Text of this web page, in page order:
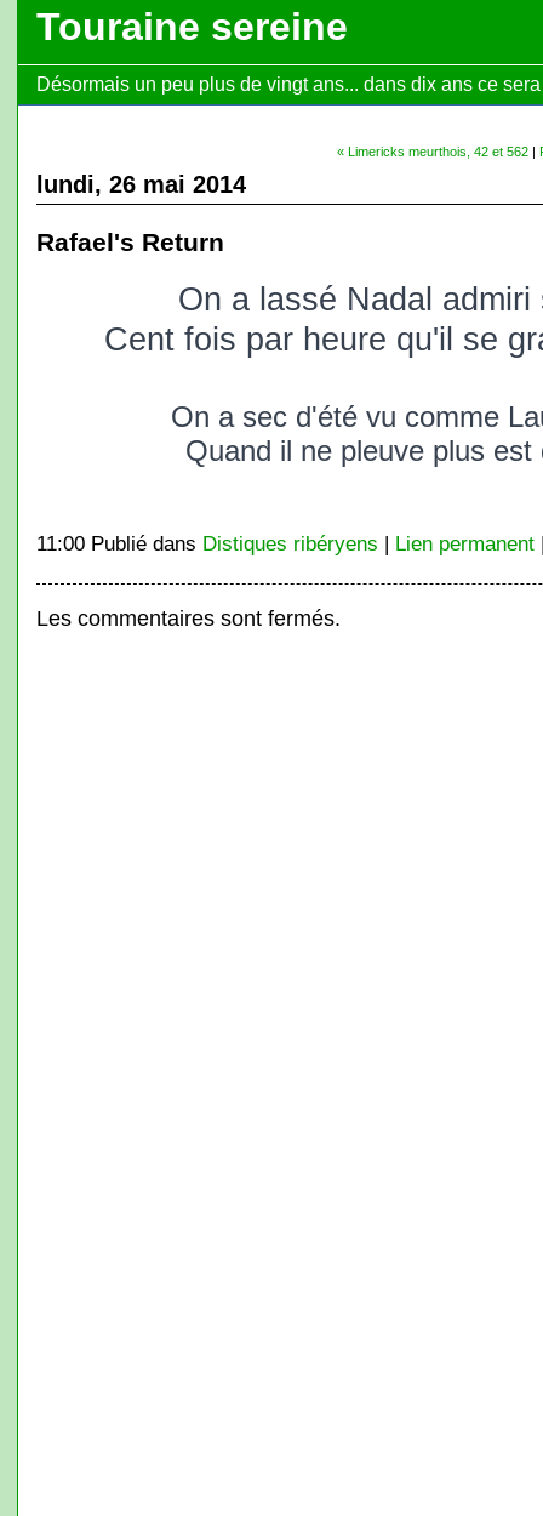
Touraine sereine
Désormais un peu plus de vingt ans... dans dix ans ce
« Limericks meurthois, 42 et 562|
lundi, 26 mai 2014
Rafael's Return
On a lassé Nadal admiri
Cent fois par heure qu'il se
On a sec d'été vu comme
Quand il ne pleuve plus est
11:00 Publié dans Distiques ribéryens | Lien permanent
Les commentaires sont fermés.